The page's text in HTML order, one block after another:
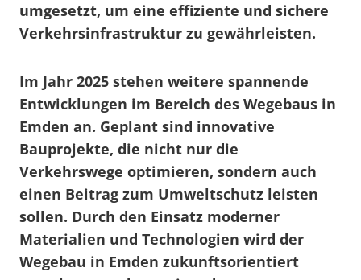
umgesetzt, um eine effiziente und sichere
Verkehrsinfrastruktur zu gewährleisten.
Im Jahr 2025 stehen weitere spannende
Entwicklungen im Bereich des Wegebaus in
Emden an. Geplant sind innovative
Bauprojekte, die nicht nur die
Verkehrswege optimieren, sondern auch
einen Beitrag zum Umweltschutz leisten
sollen. Durch den Einsatz moderner
Materialien und Technologien wird der
Wegebau in Emden zukunftsorientiert